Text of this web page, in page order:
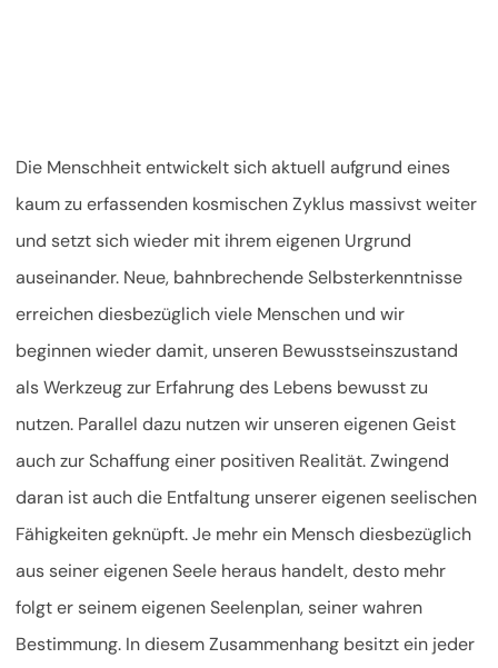
Die Menschheit entwickelt sich aktuell aufgrund eines
kaum zu erfassenden kosmischen Zyklus massivst weiter
und setzt sich wieder mit ihrem eigenen Urgrund
auseinander. Neue, bahnbrechende Selbsterkenntnisse
erreichen diesbezüglich viele Menschen und wir
beginnen wieder damit, unseren Bewusstseinszustand
als Werkzeug zur Erfahrung des Lebens bewusst zu
nutzen. Parallel dazu nutzen wir unseren eigenen Geist
auch zur Schaffung einer positiven Realität. Zwingend
daran ist auch die Entfaltung unserer eigenen seelischen
Fähigkeiten geknüpft. Je mehr ein Mensch diesbezüglich
aus seiner eigenen Seele heraus handelt, desto mehr
folgt er seinem eigenen Seelenplan, seiner wahren
Bestimmung. In diesem Zusammenhang besitzt ein jeder